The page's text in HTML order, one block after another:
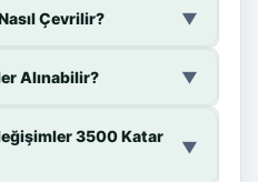
Çevrilir? ▼
Alınabilir? ▼
3500 Katar
▼